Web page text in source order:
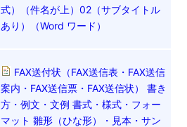
式）（件名が上）02（サブタイトル
あり）（Word ワード）
FAX送付状（FAX送信表・FAX送信
案内・FAX送信票・FAX送信状） 書き
方・例文・文例 書式・様式・フォー
マット 雛形（ひな形）・見本・サン